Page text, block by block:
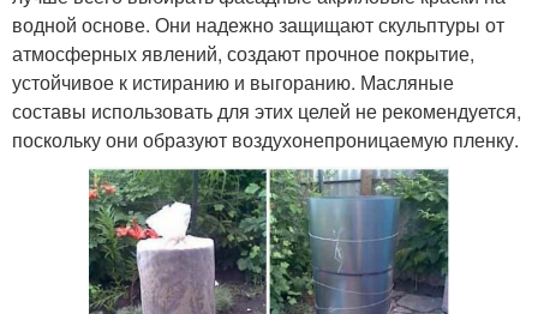
водной основе. Они надежно защищают скульптуры от
атмосферных явлений, создают прочное покрытие,
устойчивое к истиранию и выгоранию. Масляные
составы использовать для этих целей не рекомендуется,
поскольку они образуют воздухонепроницаемую пленку.